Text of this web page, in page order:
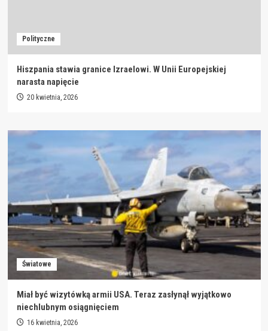
Polityczne
Hiszpania stawia granice Izraelowi. W Unii Europejskiej
narasta napięcie
20 kwietnia, 2026
Światowe
Miał być wizytówką armii USA. Teraz zasłynął wyjątkowo
niechlubnym osiągnięciem
16 kwietnia, 2026